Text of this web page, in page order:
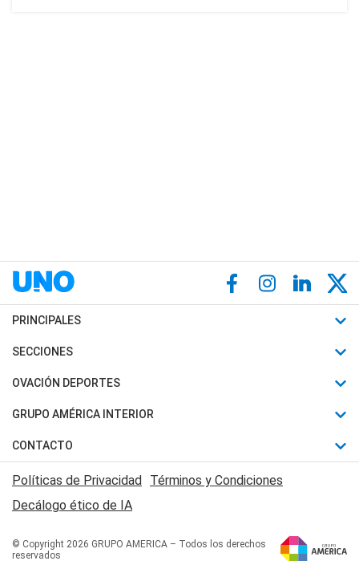
PRINCIPALES
Últimas Noticias
Política
Judiciales
Economia
SECCIONES
Horóscopo
Motores
Trucos caseros
Series y Películas
Edictos y Solicitadas
OVACIÓN DEPORTES
Fútbol
Mundial
Automovilismo
Rugby
Básquet
GRUPO AMÉRICA INTERIOR
Canal 7 en Vivo
San Juan 8
CONTACTO
Acerca de Nosotros
Contactanos
Políticas de Privacidad Términos y Condiciones
Decálogo ético de IA
© Copyright 2026 GRUPO AMERICA – Todos los derechos
reservados